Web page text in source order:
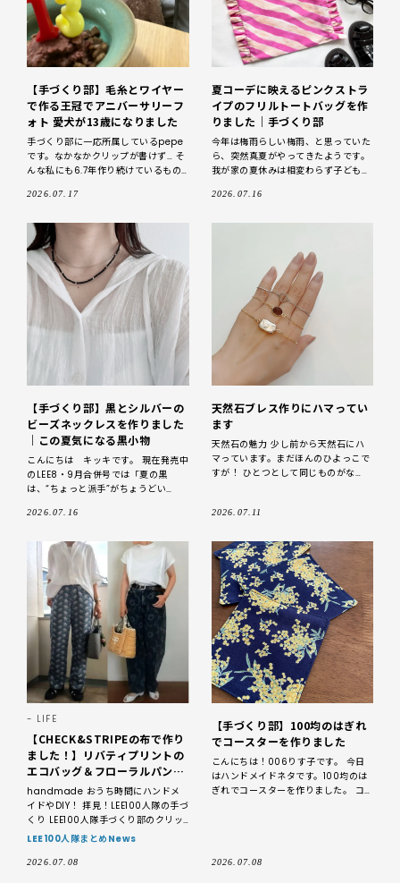
【手づくり部】毛糸とワイヤー
で作る王冠でアニバーサリーフ
ォト 愛犬が13歳になりました
手づくり部に一応所属しているpepe
です。なかなかクリップが書けず… そ
んな私にも6.7年作り続けているもの
冠 誕生日や記念日に作って自
2026.07.17
夏コーデに映えるピンクストラ
イプのフリルトートバッグを作
りました｜手づくり部
今年は梅雨らしい梅雨、と思っていた
ら、突然真夏がやってきたようです。
我が家の夏休みは相変わらず子どもた
の隙間に、少しだけ旅行も計画してい
2026.07.16
【手づくり部】黒とシルバーの
ビーズネックレスを作りました
｜この夏気になる黒小物
こんにちは キッキです。 現在発売中
のLEE8・9月合併号では「夏の黒
は、“ちょっと派手”がちょうどい
夏の黒は、“ちょっと派手”がちょうど
2026.07.16
天然石ブレス作りにハマってい
ます
天然石の魅力 少し前から天然石にハ
マっています。まだほんのひよっこで
すが！ ひとつとして同じものがな
は確認されてい
2026.07.11
LIFE
【CHECK&STRIPEの布で作り
ました！】リバティプリントの
エコバッグ＆フローラルパン
ツ、白ブラウスをLEE読者が手
づくり【2026】
handmade おうち時間にハンドメ
イドやDIY！ 拝見！LEE100人隊の手づ
くり LEE100人隊手づくり部のクリッ
プより、「最近作ったお気に入り」の
LEE100人隊まとめNews
2026.07.08
【手づくり部】100均のはぎれ
でコースターを作りました
こんにちは！006りす子です。 今日
はハンドメイドネタです。100均のは
ぎれでコースターを作りました。 コ
2026.07.08